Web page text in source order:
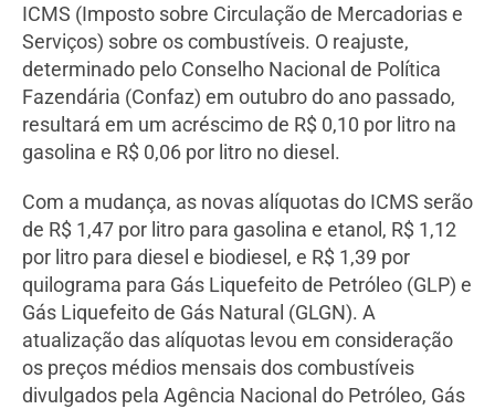
ICMS (Imposto sobre Circulação de Mercadorias e
Serviços) sobre os combustíveis. O reajuste,
determinado pelo Conselho Nacional de Política
Fazendária (Confaz) em outubro do ano passado,
resultará em um acréscimo de R$ 0,10 por litro na
gasolina e R$ 0,06 por litro no diesel.
Com a mudança, as novas alíquotas do ICMS serão
de R$ 1,47 por litro para gasolina e etanol, R$ 1,12
por litro para diesel e biodiesel, e R$ 1,39 por
quilograma para Gás Liquefeito de Petróleo (GLP) e
Gás Liquefeito de Gás Natural (GLGN). A
atualização das alíquotas levou em consideração
os preços médios mensais dos combustíveis
divulgados pela Agência Nacional do Petróleo, Gás